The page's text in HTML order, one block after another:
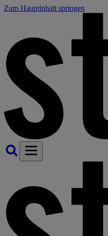
Zum Hauptinhalt springen